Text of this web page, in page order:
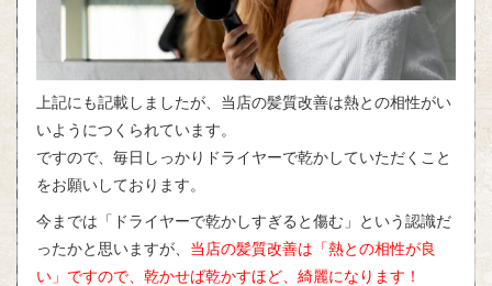
上記にも記載しましたが、当店の髪質改善は熱との相性がい
いようにつくられています。
ですので、毎日しっかりドライヤーで乾かしていただくこと
をお願いしております。
今までは「ドライヤーで乾かしすぎると傷む」という認識だ
ったかと思いますが、 当店の髪質改善は「熱との相性が良
い」ですので、乾かせば乾かすほど、綺麗になります！